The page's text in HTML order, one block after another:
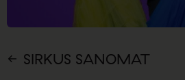
SIRKUS SANOMAT